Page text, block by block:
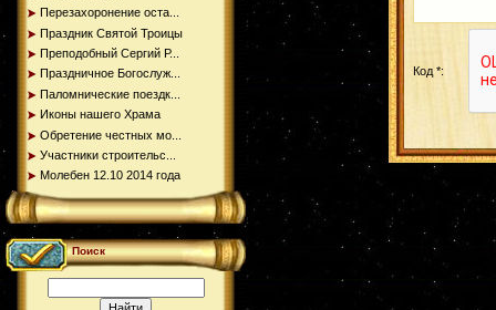
Перезахоронение оста...
Праздник Святой Троицы
Преподобный Сергий Р...
Праздничное Богослуж...
Паломнические поездк...
Иконы нашего Храма
Обретение честных мо...
Участники строительс...
Молебен 12.10 2014 года
Поиск
Код *: